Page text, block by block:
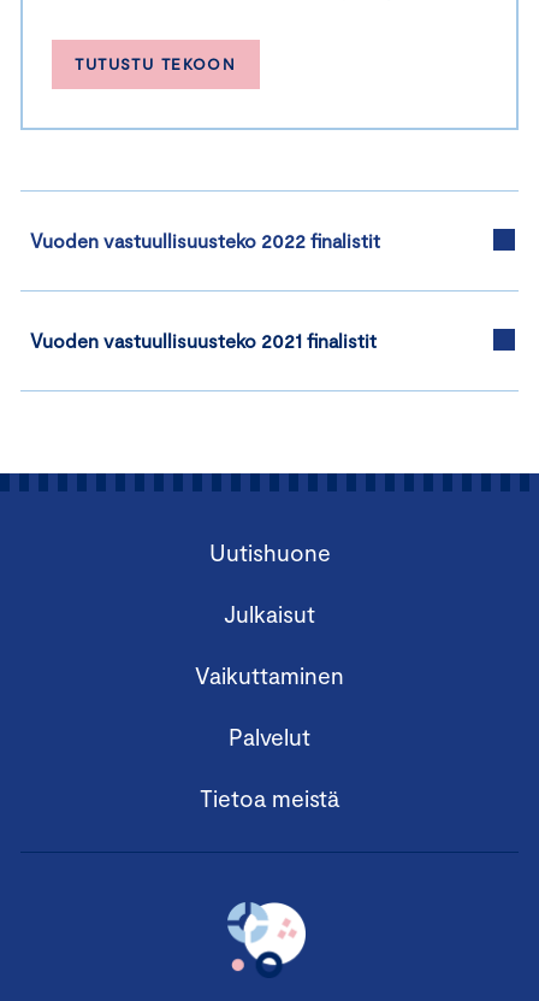
TUTUSTU TEKOON
Vuoden vastuullisuusteko 2022 finalistit
Vuoden vastuullisuusteko 2021 finalistit
Uutishuone
Julkaisut
Vaikuttaminen
Palvelut
Tietoa meistä